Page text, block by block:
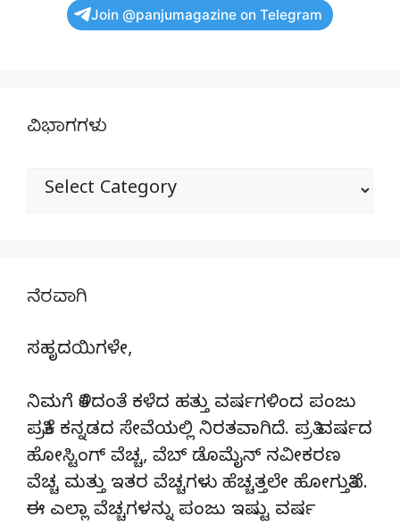
Join @panjumagazine on Telegram
ವಿಭಾಗಗಳು
ವಿಭಾಗಗಳು
ನೆರವಾಗಿ
ಸಹೃದಯಿಗಳೇ,
ನಿಮಗೆ ತಿಳಿದಂತೆ ಕಳೆದ ಹತ್ತು ವರ್ಷಗಳಿಂದ ಪಂಜು
ಪತ್ರಿಕೆ ಕನ್ನಡದ ಸೇವೆಯಲ್ಲಿ ನಿರತವಾಗಿದೆ. ಪ್ರತಿ ವರ್ಷದ
ಹೋಸ್ಟಿಂಗ್‌ ವೆಚ್ಚ, ವೆಬ್‌ ಡೊಮೈನ್‌ ನವೀಕರಣ
ವೆಚ್ಚ ಮತ್ತು ಇತರ ವೆಚ್ಚಗಳು ಹೆಚ್ಚತ್ತಲೇ ಹೋಗುತ್ತಿವೆ.
ಈ ಎಲ್ಲಾ ವೆಚ್ಚಗಳನ್ನು ಪಂಜು ಇಷ್ಟು ವರ್ಷ